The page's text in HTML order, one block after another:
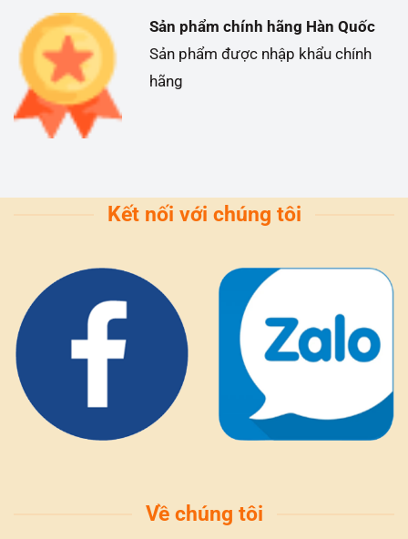
Sản phẩm chính hãng Hàn Quốc
Sản phẩm được nhập khẩu chính
hãng
Kết nối với chúng tôi
Về chúng tôi